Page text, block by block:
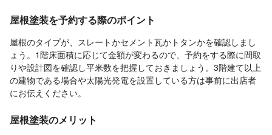
屋根塗装を予約する際のポイント
屋根のタイプが、スレートかセメント瓦かトタンかを確認しまし
ょう。1階床面積に応じて金額が変わるので、予約をする際に間取
りや設計図を確認し平米数を把握しておきましょう。3階建て以上
の建物である場合や太陽光発電を設置している方は事前に出店者
にお伝えください。
屋根塗装のメリット